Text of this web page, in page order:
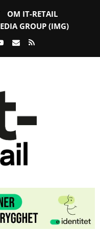
OM IT-RETAIL
GROUP (IMG)